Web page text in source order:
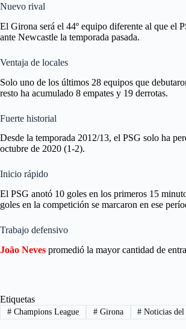
Nuevo rival
El Girona será el 44º equipo diferente al que el
ante Newcastle la temporada pasada.
Ventaja de locales
Solo uno de los últimos 28 equipos que
resto ha acumulado 8 empates y 19 derrotas.
Fuerte historial
Desde la temporada 2012/13, el PSG solo ha
octubre de 2020 (1-2).
Inicio rápido
El PSG anotó 10 goles en los primeros 15
goles en la competición se marcaron en ese
Trabajo defensivo
João Neves promedió la mayor cantidad de
Etiquetas
#Champions League #Girona # Noticias del